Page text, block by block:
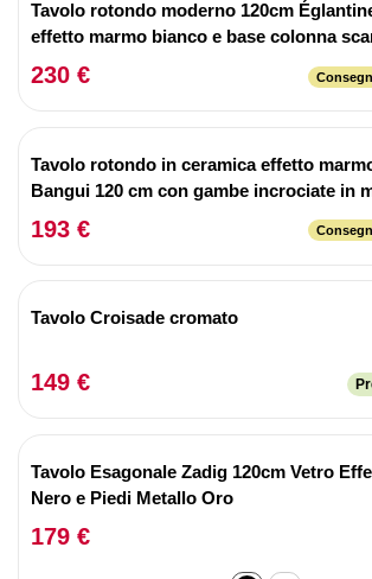
Tavolo rotondo moderno 120cm
effetto marmo bianco e base colonna
230 €
Tavolo rotondo in ceramica effetto
Bangui 120 cm con gambe incrociate in
193 €
Tavolo Croisade cromato
149 €
Tavolo Esagonale Zadig 120cm Vetro
Nero e Piedi Metallo Oro
179 €